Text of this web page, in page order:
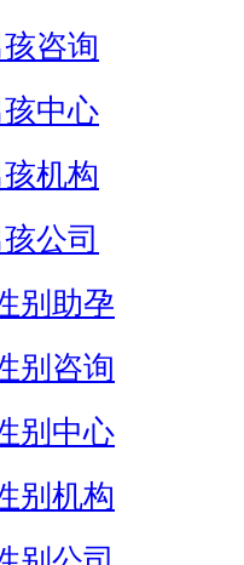
咨询
中心
机构
公司
别助孕
别咨询
别中心
别机构